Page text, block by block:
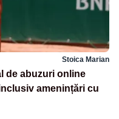
Stoica Marian
de abuzuri online
amenințări cu